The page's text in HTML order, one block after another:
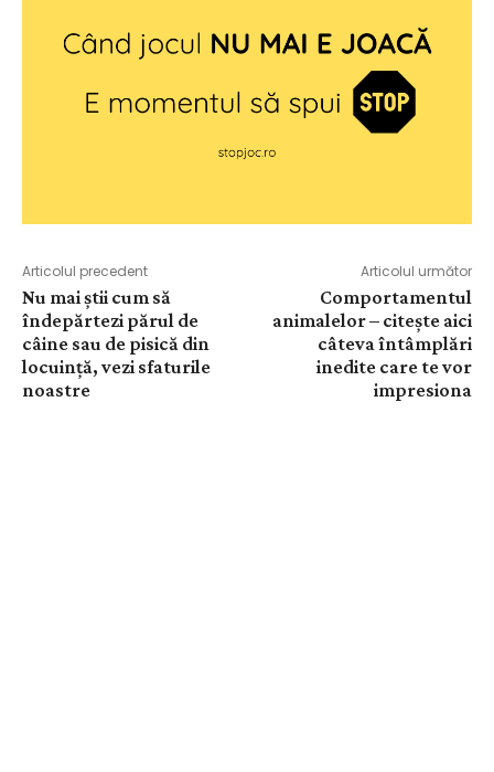
Articolul precedent
Nu mai știi cum să
îndepărtezi părul de
câine sau de pisică din
locuință, vezi sfaturile
noastre
Articolul următor
Comportamentul
animalelor – citește aici
câteva întâmplări
inedite care te vor
impresiona